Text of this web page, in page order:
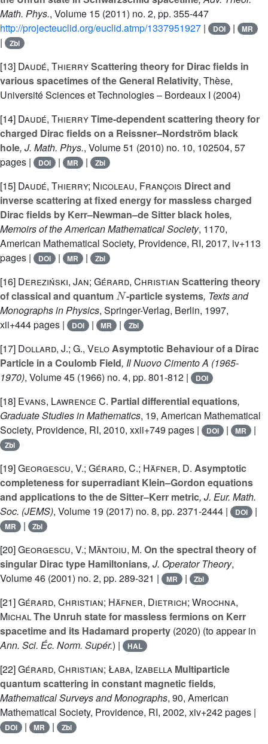
Math. Phys., Volume 15 (2011) no. 2, pp. 355-447
http://projecteuclid.org/euclid.atmp/1337951927 | DOI | MR
| Zbl
[13] Daudé, ThierryScattering theory for Dirac fields in
various spacetimes of the General Relativity, Thèse,
Université Sciences et Technologies – Bordeaux I (2004)
[14] Daudé, ThierryTime-dependent scattering theory for
charged Dirac fields on a Reissner–Nordström black
hole, J. Math. Phys., Volume 51 (2010) no. 10, 102504, 57
pages |
DOI | MR | Zbl
[15] Daudé, Thierry; Nicoleau, François Direct and
inverse scattering at fixed energy for massless charged
Dirac fields by Kerr–Newman–de Sitter black holes,
Memoirs of the American Mathematical Society, 1170,
American Mathematical Society, Providence, RI, 2017, iv+113
pages |
DOI | MR | Zbl
[16] Dereziński, Jan; Gérard, Christian Scattering theory
of classical and quantum
N
-particle systems, Texts and
Monographs in Physics, Springer-Verlag, Berlin, 1997,
xii+444 pages |
DOI | MR | Zbl
[17] Dollard, J.; G., VeloAsymptotic Behaviour of a Dirac
Particle in a Coulomb Field, Il Nuovo Cimento A (1965-
1970), Volume 45 (1966) no. 4, pp. 801-812 | DOI
[18] Evans, Lawrence C. Partial differential equations,
Graduate Studies in Mathematics, 19, American Mathematical
Society, Providence, RI, 2010, xxii+749 pages |
DOI | MR |
Zbl
[19]Georgescu, V.; Gérard, C.; Häfner, D. Asymptotic
completeness for superradiant Klein–Gordon equations
and applications to the de Sitter–Kerr metric, J. Eur. Math.
Soc. (JEMS), Volume 19 (2017) no. 8, pp. 2371-2444 | DOI |
MR | Zbl
[20]Georgescu, V.; Măntoiu, M. On the spectral theory of
singular Dirac type Hamiltonians, J. Operator Theory,
Volume 46 (2001) no. 2, pp. 289-321 | MR | Zbl
[21]Gérard, Christian; Häfner, Dietrich; Wrochna,
MichalThe Unruh state for massless fermions on Kerr
spacetime and its Hadamard property (2020) (to appear in
Ann. Sci. Éc. Norm. Supér.) | HAL
[22]Gérard, Christian; Łaba, Izabella Multiparticle
quantum scattering in constant magnetic fields,
Mathematical Surveys and Monographs, 90, American
Mathematical Society, Providence, RI, 2002, xiv+242 pages |
DOI | MR | Zbl